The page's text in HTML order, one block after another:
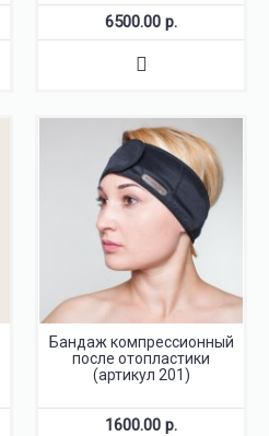
6500.00 р.
Бандаж компрессионный
после отопластики
(артикул 201)
1600.00 р.